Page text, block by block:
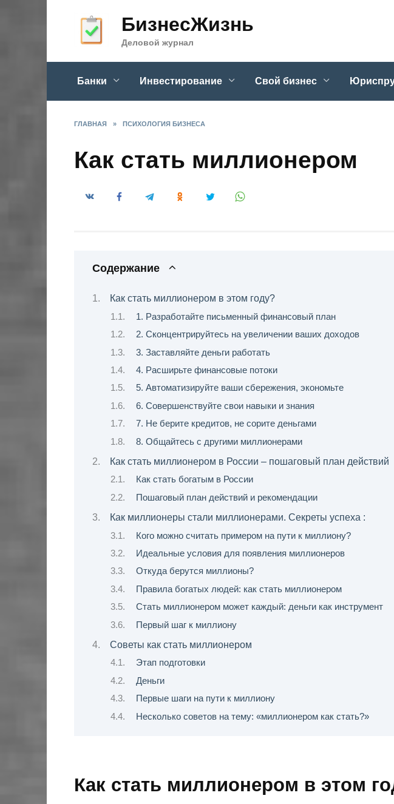
БизнесЖизнь
Деловой журнал
Банки Инвестирование Свой бизнес
ГЛАВНАЯ » ПСИХОЛОГИЯ БИЗНЕСА
Как стать миллионером
Содержание
Как стать миллионером в этом году?
1. Разработайте письменный финансовый план
2. Сконцентрируйтесь на увеличении ваших доходов
3. Заставляйте деньги работать
4. Расширьте финансовые потоки
5. Автоматизируйте ваши сбережения, экономьте
6. Совершенствуйте свои навыки и знания
7. Не берите кредитов, не сорите деньгами
8. Общайтесь с другими миллионерами
Как стать миллионером в России – пошаговый план действий
Как стать богатым в России
Пошаговый план действий и рекомендации
Как миллионеры стали миллионерами. Секреты успеха :
Кого можно считать примером на пути к миллиону?
Идеальные условия для появления миллионеров
Откуда берутся миллионы?
Правила богатых людей: как стать миллионером
Стать миллионером может каждый: деньги как инструмент
Первый шаг к миллиону
Советы как стать миллионером
Этап подготовки
Деньги
Первые шаги на пути к миллиону
Несколько советов на тему: «миллионером как стать?»
Как стать миллионером в этом